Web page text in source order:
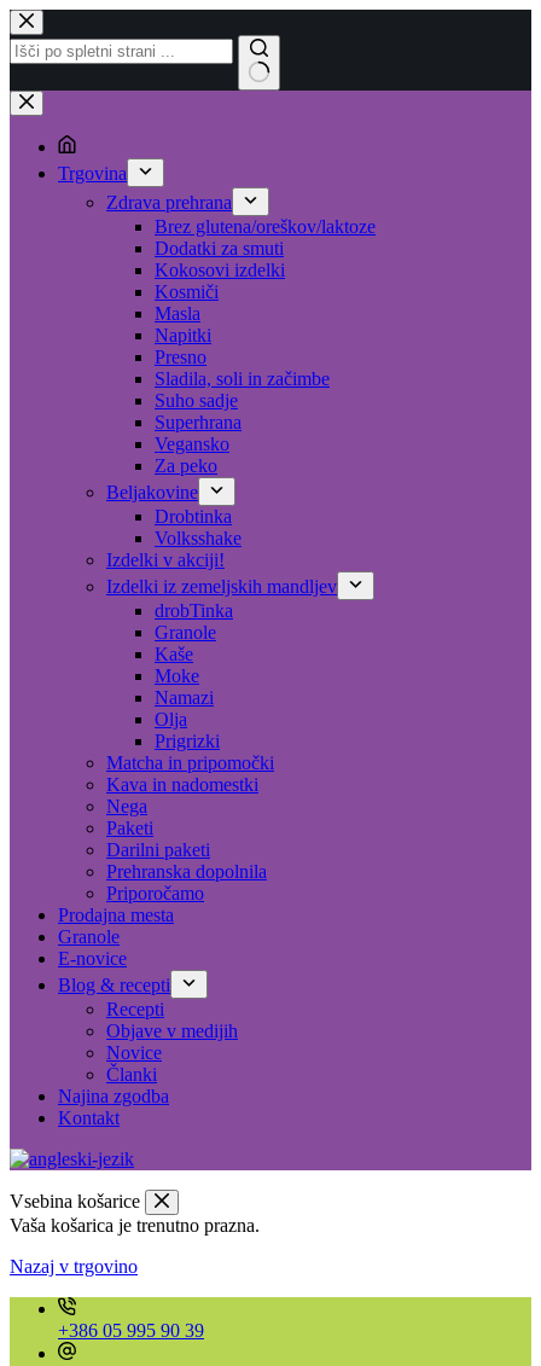
Skip
to
content
No
results
Trgovina
Zdrava prehrana
Brez glutena/oreškov/laktoze
Dodatki za smuti
Kokosovi izdelki
Kosmiči
Masla
Napitki
Presno
Sladila, soli in začimbe
Suho sadje
Superhrana
Vegansko
Za peko
Beljakovine
Drobtinka
Volksshake
Izdelki v akciji!
Izdelki iz zemeljskih mandljev
drobTinka
Granole
Kaše
Moke
Namazi
Olja
Prigrizki
Matcha in pripomočki
Kava in nadomestki
Nega
Paketi
Darilni paketi
Prehranska dopolnila
Priporočamo
Prodajna mesta
Granole
E-novice
Blog & recepti
Recepti
Objave v medijih
Novice
Članki
Najina zgodba
Kontakt
Vsebina košarice
Vaša košarica je trenutno prazna.
Nazaj v trgovino
+386 05 995 90 39